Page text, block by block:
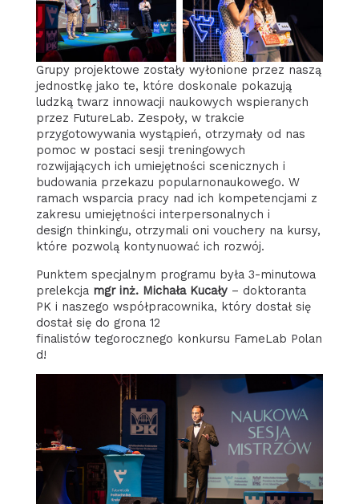
fot. Robert Żewecki fot. Robert Żewecki
Grupy projektowe zostały wyłonione przez naszą
jednostkę jako te, które doskonale pokazują
ludzką twarz innowacji naukowych wspieranych
przez FutureLab. Zespoły, w trakcie
przygotowywania wystąpień, otrzymały od nas
pomoc w postaci sesji treningowych
rozwijających ich umiejętności scenicznych i
budowania przekazu popularnonaukowego. W
ramach wsparcia pracy nad ich kompetencjami z
zakresu umiejętności interpersonalnych i
design thinkingu, otrzymali oni vouchery na kursy,
które pozwolą kontynuować ich rozwój.
Punktem specjalnym programu była 3-minutowa
prelekcja mgr inż. Michała Kucały– doktoranta
PK i naszego współpracownika, który dostał się
dostał się do grona 12
finalistów tegorocznego konkursu FameLab Polan
d!